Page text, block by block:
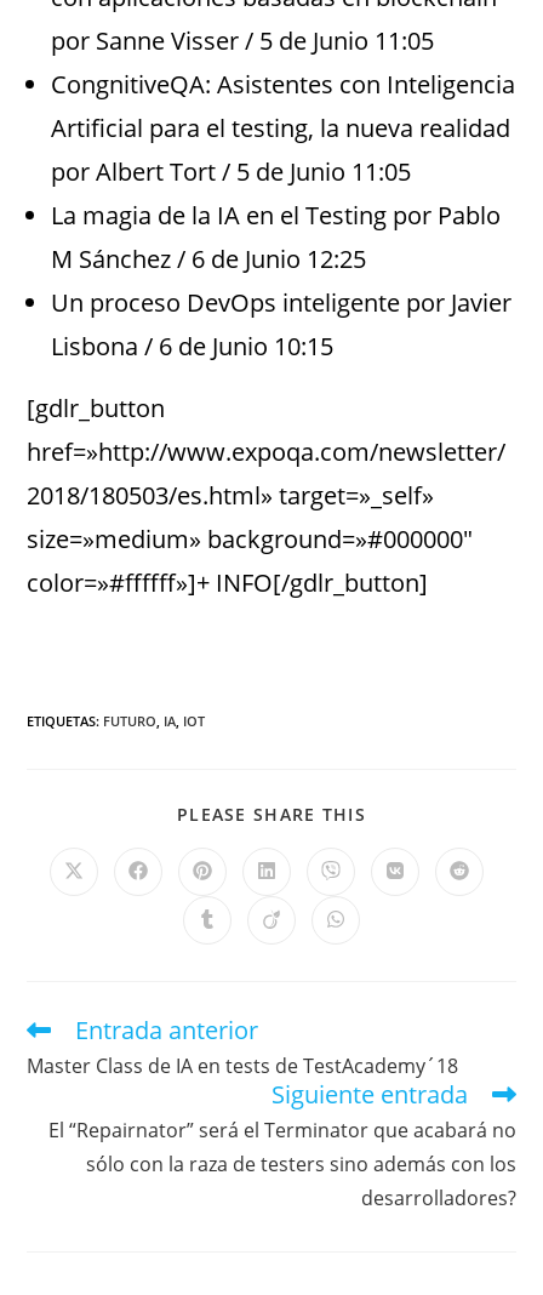
por Sanne Visser / 5 de Junio 11:05
CongnitiveQA: Asistentes con Inteligencia
Artificial para el testing, la nueva realidad
por Albert Tort / 5 de Junio 11:05
La magia de la IA en el Testing por Pablo
M Sánchez / 6 de Junio 12:25
Un proceso DevOps inteligente por Javier
Lisbona / 6 de Junio 10:15
[gdlr_button
href=»http://www.expoqa.com/newsletter/
2018/180503/es.html» target=»_self»
size=»medium» background=»#000000″
color=»#ffffff»]+ INFO[/gdlr_button]
ETIQUETAS: FUTURO, IA, IOT
PLEASE SHARE THIS
Entrada anterior
Master Class de IA en tests de TestAcademy´18
Siguiente entrada
El “Repairnator” será el Terminator que acabará no
sólo con la raza de testers sino además con los
desarrolladores?